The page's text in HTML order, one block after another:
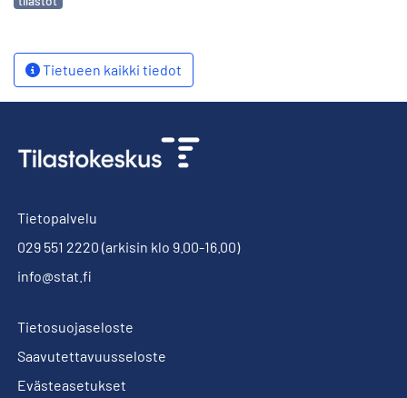
Tietueen kaikki tiedot
Tietopalvelu
029 551 2220 (arkisin klo 9.00-16.00)
info@stat.fi
Tietosuojaseloste
Saavutettavuusseloste
Evästeasetukset